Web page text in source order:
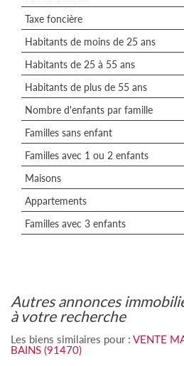
Taxe foncière
Habitants de moins de 25 ans
Habitants de 25 à 55 ans
Habitants de plus de 55 ans
Nombre d'enfants par famille
Familles sans enfant
Familles avec 1 ou 2 enfants
Maisons
Appartements
Familles avec 3 enfants
autres annonces immobilières correspondant
à votre recherche
Les biens similaires pour : VENTE
BAINS (91470)